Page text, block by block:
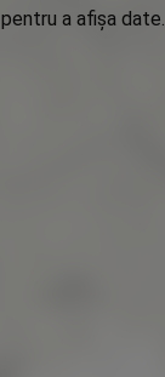
pentru a afișa date.